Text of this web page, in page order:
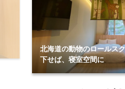
北海道の動物のロールス
下せば、寝室空間に